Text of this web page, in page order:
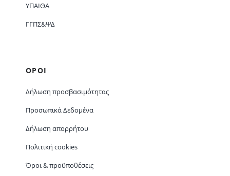
ΥΠΑΙΘΑ
ΓΓΠΣ&ΨΔ
ΟΡΟΙ
Δήλωση προσβασιμότητας
Προσωπικά Δεδομένα
Δήλωση απορρήτου
Πολιτική cookies
Όροι & προϋποθέσεις